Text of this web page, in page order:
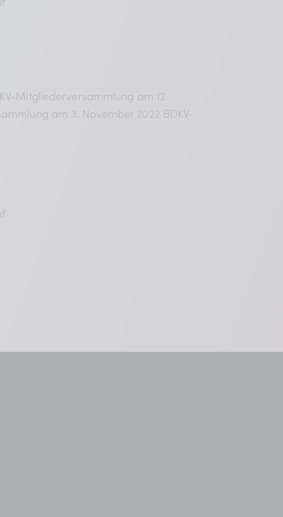
Mitgliederversammlung am 12.
am 3. November 2022 BDKV-